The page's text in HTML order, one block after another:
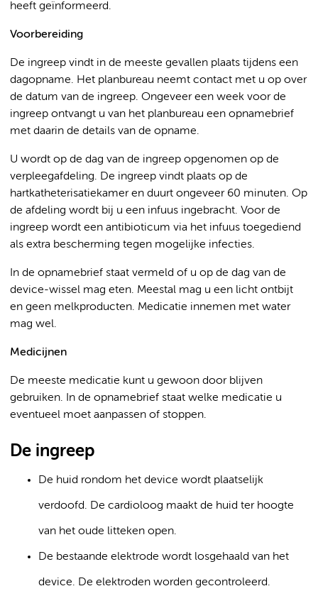
heeft geïnformeerd.
Voorbereiding
De ingreep vindt in de meeste gevallen plaats tijdens een
dagopname. Het planbureau neemt contact met u op over
de datum van de ingreep. Ongeveer een week voor de
ingreep ontvangt u van het planbureau een opnamebrief
met daarin de details van de opname.
U wordt op de dag van de ingreep opgenomen op de
verpleegafdeling. De ingreep vindt plaats op de
hartkatheterisatiekamer en duurt ongeveer 60 minuten. Op
de afdeling wordt bij u een infuus ingebracht. Voor de
ingreep wordt een antibioticum via het infuus toegediend
als extra bescherming tegen mogelijke infecties.
In de opnamebrief staat vermeld of u op de dag van de
device-wissel mag eten. Meestal mag u een licht ontbijt
en geen melkproducten. Medicatie innemen met water
mag wel.
Medicijnen
De meeste medicatie kunt u gewoon door blijven
gebruiken. In de opnamebrief staat welke medicatie u
eventueel moet aanpassen of stoppen.
De ingreep
De huid rondom het device wordt plaatselijk
verdoofd. De cardioloog maakt de huid ter hoogte
van het oude litteken open.
De bestaande elektrode wordt losgehaald van het
device. De elektroden worden gecontroleerd.